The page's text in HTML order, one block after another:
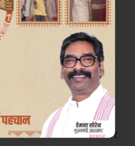
बुद्धिमत्ता (एआई) सुशासन
तकनीक है, लेकिन इसके
जागरूकता भी उतनी ही
सरकारी अभिलेखों और